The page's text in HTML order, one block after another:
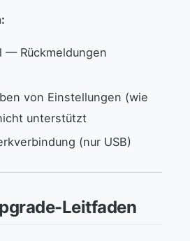
— Rückmeldungen
von Einstellungen (wie
unterstützt
(nur USB)
Leitfaden